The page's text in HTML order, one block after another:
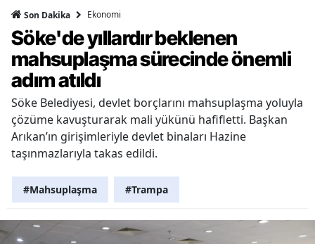
Son Dakika Ekonomi
Söke'de yıllardır beklenen
mahsuplaşma sürecinde önemli
adım atıldı
Söke Belediyesi, devlet borçlarını mahsuplaşma yoluyla
çözüme kavuşturarak mali yükünü hafifletti. Başkan
Arıkan’ın girişimleriyle devlet binaları Hazine
taşınmazlarıyla takas edildi.
#Mahsuplaşma #Trampa